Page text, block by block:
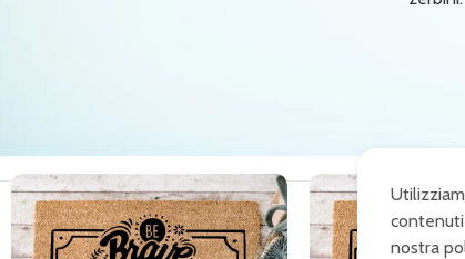
nostra